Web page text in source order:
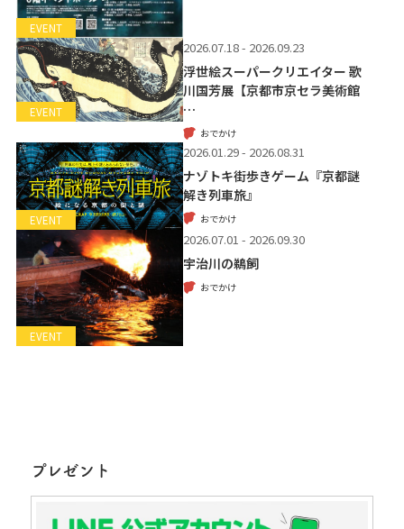
EVENT
EVENT
2026.07.18 - 2026.09.23
浮世絵スーパークリエイター 歌
川国芳展【京都市京セラ美術館
…
おでかけ
EVENT
2026.01.29 - 2026.08.31
ナゾトキ街歩きゲーム『京都謎
解き列車旅』
おでかけ
EVENT
2026.07.01 - 2026.09.30
宇治川の鵜飼
おでかけ
プレゼント